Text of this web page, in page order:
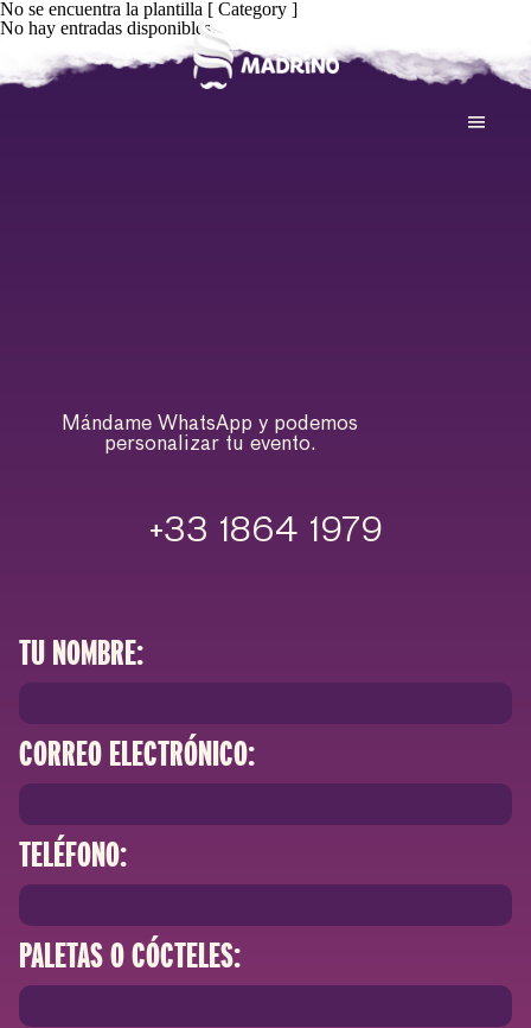
No se encuentra la plantilla [ Category ]
No hay entradas disponibles.
Mándame WhatsApp y podemos
personalizar tu evento.
+33 1864 1979
TU NOMBRE:
CORREO ELECTRÓNICO:
TELÉFONO:
PALETAS O CÓCTELES: